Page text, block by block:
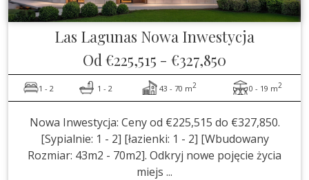
Las Lagunas Nowa Inwestycja
Od €225,515 - €327,850
1 - 2 1 - 2 43 - 70 m2 0 - 19 m2
Nowa Inwestycja: Ceny od €225,515 do €327,850.
[Sypialnie: 1 - 2] [łazienki: 1 - 2] [Wbudowany
Rozmiar: 43m2 - 70m2]. Odkryj nowe pojęcie życia
miejs ...